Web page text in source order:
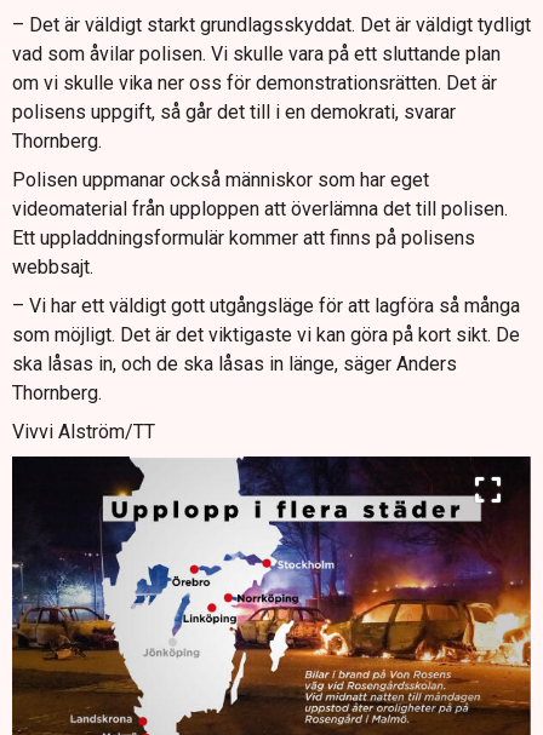
– Det är väldigt starkt grundlagsskyddat. Det är väldigt tydligt
vad som åvilar polisen. Vi skulle vara på ett sluttande plan
om vi skulle vika ner oss för demonstrationsrätten. Det är
polisens uppgift, så går det till i en demokrati, svarar
Thornberg.
Polisen uppmanar också människor som har eget
videomaterial från upploppen att överlämna det till polisen.
Ett uppladdningsformulär kommer att finns på polisens
webbsajt.
– Vi har ett väldigt gott utgångsläge för att lagföra så många
som möjligt. Det är det viktigaste vi kan göra på kort sikt. De
ska låsas in, och de ska låsas in länge, säger Anders
Thornberg.
Vivvi Alström/TT